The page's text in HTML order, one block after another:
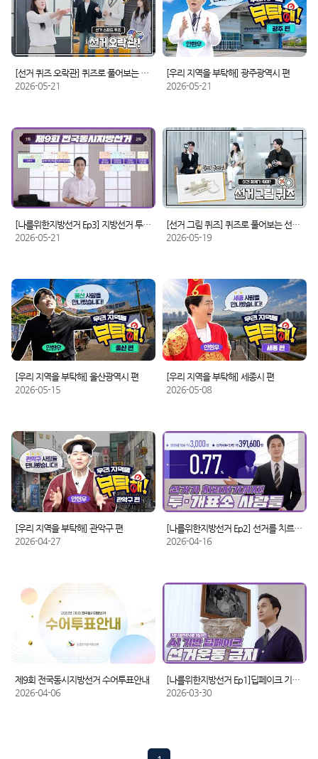
[선거 퀴즈 오락관] 퀴즈로 풀어보는 선거정보
2026-05-21
[우리 지역을 부탁해] 광주광역시 편
2026-05-21
[나를위한지방선거 Ep3] 지방선거 투표 가이드
2026-05-21
[선거 그림 퀴즈] 퀴즈로 풀어보는 선거정보!
2026-05-19
[우리 지역을 부탁해] 울산광역시 편
2026-05-15
[우리 지역을 부탁해] 세종시 편
2026-05-08
[우리 지역을 부탁해] 관악구 편
2026-04-27
[나를위한지방선거 Ep2] 선거를 치르기까지, 투· 개표소 사람들
2026-04-16
제9회 전국동시지방선거 수어투표안내
2026-04-06
[나를위한지방선거 Ep1]딥페이크 기술로 만든 선거운동 금지
2026-03-30